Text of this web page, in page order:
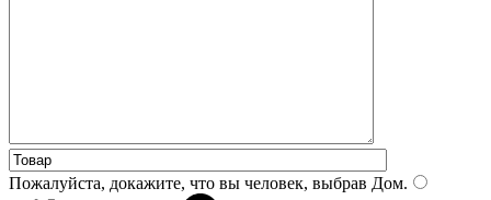
Пожалуйста, докажите, что вы человек, выбрав Дом.